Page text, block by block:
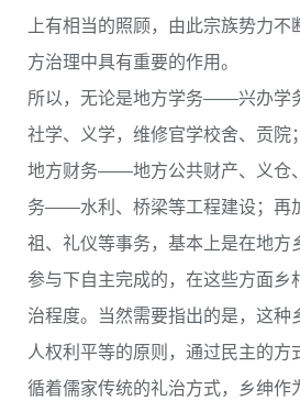
上有相当的照顾，由此宗族势力
方治理中具有重要的作用。
所以，无论是地方学务——兴办学
社学、义学，维修官学校舍、贡院
地方财务——地方公共财产、义仓
务——水利、桥梁等工程建设；再
祖、礼仪等事务，基本上是在地方
参与下自主完成的，在这些方面乡
治程度。当然需要指出的是，这种
人权利平等的原则，通过民主的方
循着儒家传统的礼治方式，乡绅作